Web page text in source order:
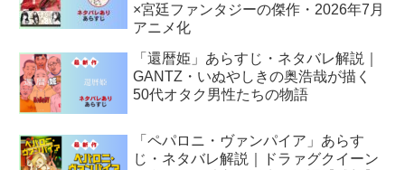
×宮廷ファンタジーの傑作・2026年7月
アニメ化
「還暦姫」あらすじ・ネタバレ解説｜
GANTZ・いぬやしきの奥浩哉が描く
50代オタク男性たちの物語
「ペパロニ・ヴァンパイア」あらす
じ・ネタバレ解説｜ドラァグクイーン